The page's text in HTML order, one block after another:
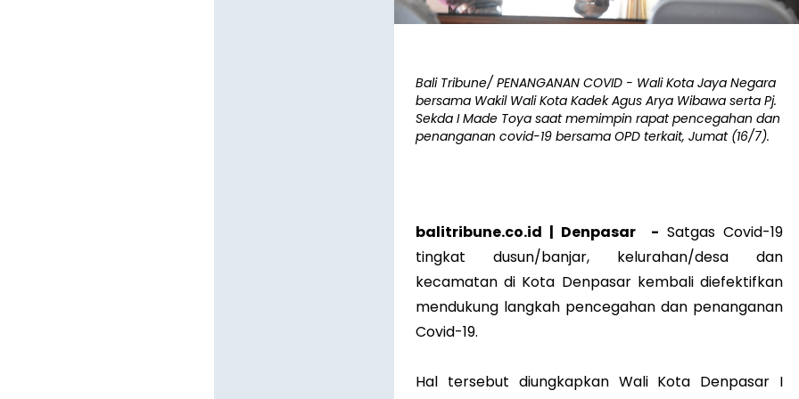
Bali Tribune/ PENANGANAN COVID - Wali Kota Jaya Negara
bersama Wakil Wali Kota Kadek Agus Arya Wibawa serta Pj.
Sekda I Made Toya saat memimpin rapat pencegahan dan
penanganan covid-19 bersama OPD terkait, Jumat (16/7).
balitribune.co.id | Denpasar - Satgas Covid-19
tingkat dusun/banjar, kelurahan/desa dan
kecamatan di Kota Denpasar kembali diefektifkan
mendukung langkah pencegahan dan penanganan
Covid-19.
Hal tersebut diungkapkan Wali Kota Denpasar I